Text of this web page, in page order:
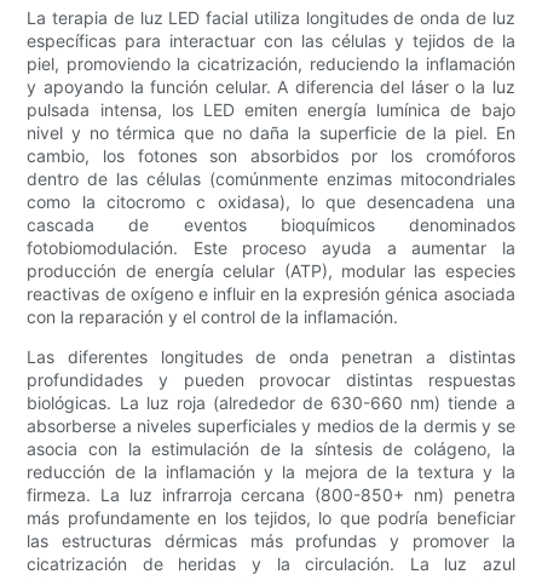
La terapia de luz LED facial utiliza longitudes de onda de luz
específicas para interactuar con las células y tejidos de la
piel, promoviendo la cicatrización, reduciendo la inflamación
y apoyando la función celular. A diferencia del láser o la luz
pulsada intensa, los LED emiten energía lumínica de bajo
nivel y no térmica que no daña la superficie de la piel. En
cambio, los fotones son absorbidos por los cromóforos
dentro de las células (comúnmente enzimas mitocondriales
como la citocromo c oxidasa), lo que desencadena una
cascada de eventos bioquímicos denominados
fotobiomodulación. Este proceso ayuda a aumentar la
producción de energía celular (ATP), modular las especies
reactivas de oxígeno e influir en la expresión génica asociada
con la reparación y el control de la inflamación.
Las diferentes longitudes de onda penetran a distintas
profundidades y pueden provocar distintas respuestas
biológicas. La luz roja (alrededor de 630-660 nm) tiende a
absorberse a niveles superficiales y medios de la dermis y se
asocia con la estimulación de la síntesis de colágeno, la
reducción de la inflamación y la mejora de la textura y la
firmeza. La luz infrarroja cercana (800-850+ nm) penetra
más profundamente en los tejidos, lo que podría beneficiar
las estructuras dérmicas más profundas y promover la
cicatrización de heridas y la circulación. La luz azul